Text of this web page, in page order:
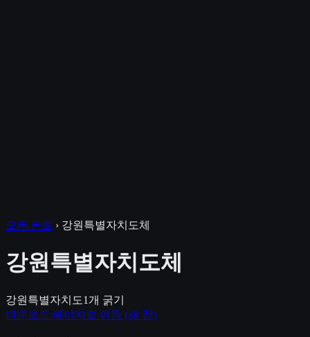
모든 폰트 › 강원특별자치도체
강원특별자치도체
강원특별자치도1 개 굵기
다운로드 페이지로 이동 (새 창)